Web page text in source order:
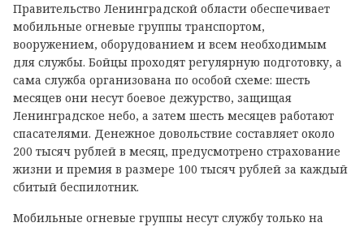
Правительство Ленинградской области обеспечивает
мобильные огневые группы транспортом,
вооружением, оборудованием и всем необходимым
для службы. Бойцы проходят регулярную подготовку, а
сама служба организована по особой схеме: шесть
месяцев они несут боевое дежурство, защищая
Ленинградское небо, а затем шесть месяцев работают
спасателями. Денежное довольствие составляет около
200 тысяч рублей в месяц, предусмотрено страхование
жизни и премия в размере 100 тысяч рублей за каждый
сбитый беспилотник.
Мобильные огневые группы несут службу только на